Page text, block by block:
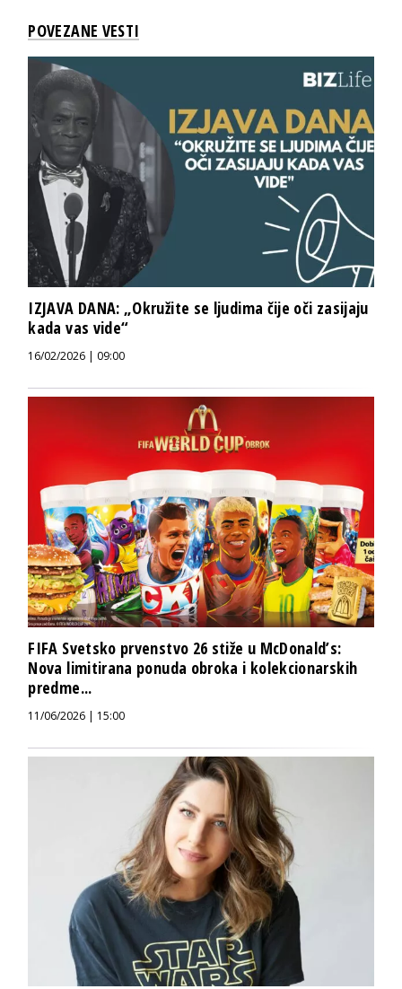
POVEZANE VESTI
IZJAVA DANA: „Okružite se ljudima čije oči zasijaju
kada vas vide“
16/02/2026 | 09:00
FIFA Svetsko prvenstvo 26 stiže u McDonald’s:
Nova limitirana ponuda obroka i kolekcionarskih
predme...
11/06/2026 | 15:00